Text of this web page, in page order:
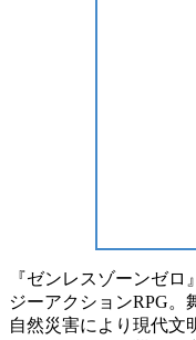
『ゼンレスゾーンゼロ
ジーアクションRPG。
自然災害により現代文